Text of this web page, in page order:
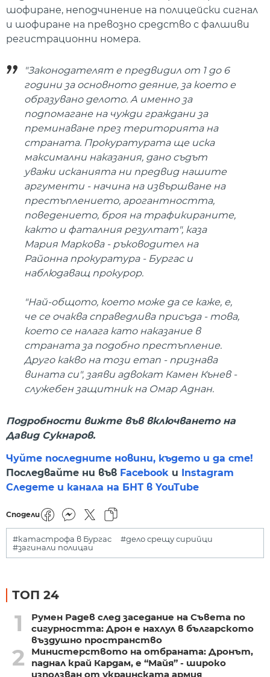
шофиране, неподчинение на полицейски сигнал
и шофиране на превозно средство с фалшиви
регистрационни номера.
"Законодателят е предвидил от 1 до 6
години за основното деяние, за което е
образувано делото. А именно за
подпомагане на чужди граждани за
преминаване през територията на
страната. Прокуратурата ще иска
максимални наказания, дано съдът
уважи исканията ни предвид нашите
аргументи - начина на извършване на
престъплението, арогантността,
поведението, броя на трафикираните,
както и фаталния резултат", каза
Мария Маркова - ръководител на
Районна прокуратура - Бургас и
наблюдаващ прокурор.
"Най-общото, което може да се каже, е,
че се очаква справедлива присъда - това,
което се налага като наказание в
страната за подобно престъпление.
Друго какво на този етап - признава
вината си", заяви адвокат Камен Кънев -
служебен защитник на Омар Аднан.
Подробности вижте във включването на
Давид Сукнаров.
Чуйте последните новини, където и да сте!
Последвайте ни във Facebook и
Instagram
Следете и канала на БНТ в YouTube
Сподели
#катастрофа в Бургас
#дело срещу сирийци
#загинали полицаи
ТОП 24
1
Румен Радев след заседание на Съвета по
сигурността: Дрон е нахлул в българското
въздушно пространство
2
Министерството на отбраната: Дронът,
паднал край Кардам, е “Майя” - широко
използван от украинската армия